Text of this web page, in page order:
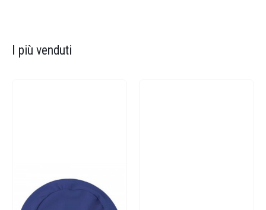
I più venduti